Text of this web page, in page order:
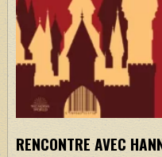
RENCONTRE AVEC